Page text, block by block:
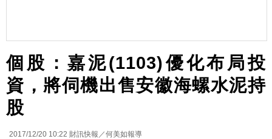
個股：嘉泥(1103)優化布局投
資，將伺機出售安徽海螺水泥持
股
2017/12/20 10:22 財訊快報／何美如報導